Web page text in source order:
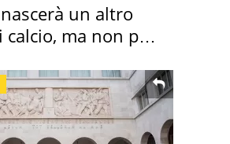
un altro
calcio, ma non per